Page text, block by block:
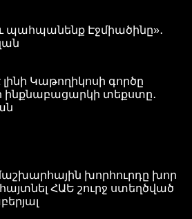
պահպանենք Էջմիածինը»․
Կաթողիկոսի գործը
ինքնաբացարկի տեքստը․
խորհուրդը խոր
ՀԱԵ շուրջ ստեղծված